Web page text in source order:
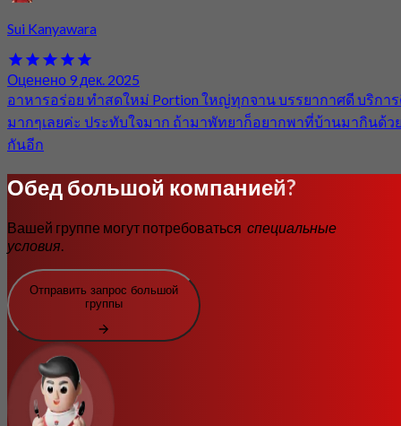
Sui Kanyawara
Оценено 9 дек. 2025
อาหารอร่อย ทำสดใหม่ Portion ใหญ่ทุกจาน บรรยากาศดี บริกา
มากๆเลยค่ะ ประทับใจมาก ถ้ามาพัทยาก็อยากพาที่บ้านมากินด้ว
กันอีก
Обед большой компанией?
Вашей группе могут потребоваться специальные
условия.
Отправить запрос большой
группы